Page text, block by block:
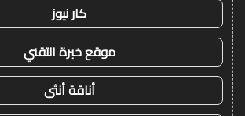
كار نيوز
موقع خبرة التقني
أناقة أنثى